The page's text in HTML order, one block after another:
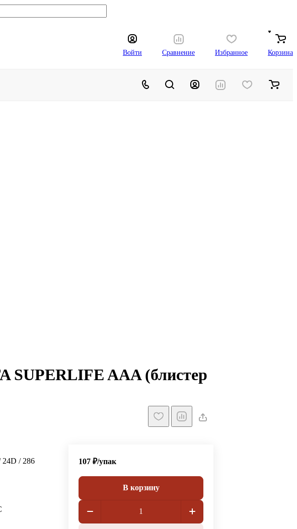
Войти Сравнение Избранное Корзина
SUPERLIFE AAA (блистер
24D / 286
107 ₽/упак
В корзину